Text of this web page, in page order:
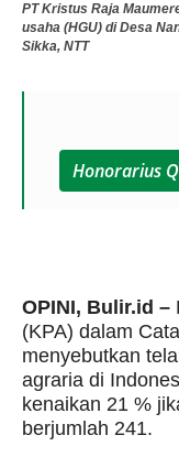
PT Kristus Raja
usaha (HGU) di Desa
Sikka, NTT
Honorarius
OPINI, Bulir.id –
(KPA) dalam
menyebutkan
agraria di
kenaikan 21 %
berjumlah 241.